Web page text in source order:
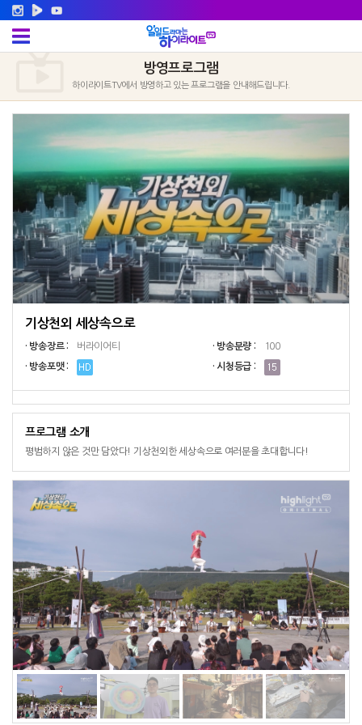
방영프로그램
하이라이트TV에서 방영하고 있는 프로그램을 안내해드립니다.
기상천외 세상속으로
· 방송장르 : 버라이어티 · 방송분량 : 100
· 방송포맷 : · 시청등급 :
프로그램 소개
평범하지 않은 것만 담았다! 기상천외한 세상속으로 여러분을 초대합니다!